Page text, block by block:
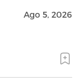
Ago 5, 2026